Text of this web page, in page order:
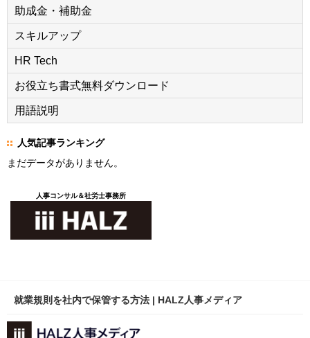
助成金・補助金
スキルアップ
HR Tech
お役立ち書式無料ダウンロード
用語説明
人気記事ランキング
まだデータがありません。
人事コンサル＆社労士事務所
就業規則を社内で保管する方法 | HALZ人事メディア